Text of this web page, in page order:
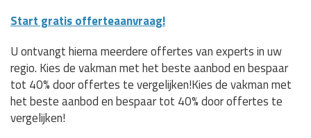
Start gratis offerteaanvraag!
U ontvangt hierna meerdere offertes van experts in uw
regio. Kies de vakman met het beste aanbod en bespaar
tot 40% door offertes te vergelijken!Kies de vakman met
het beste aanbod en bespaar tot 40% door offertes te
vergelijken!